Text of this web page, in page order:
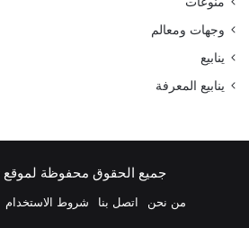
وجهات ومعالم
ينابيع
ينابيع المعرفة
جميع الحقوق محفوظة لموقع
من نحن اتصل بنا شروط الاستخدام